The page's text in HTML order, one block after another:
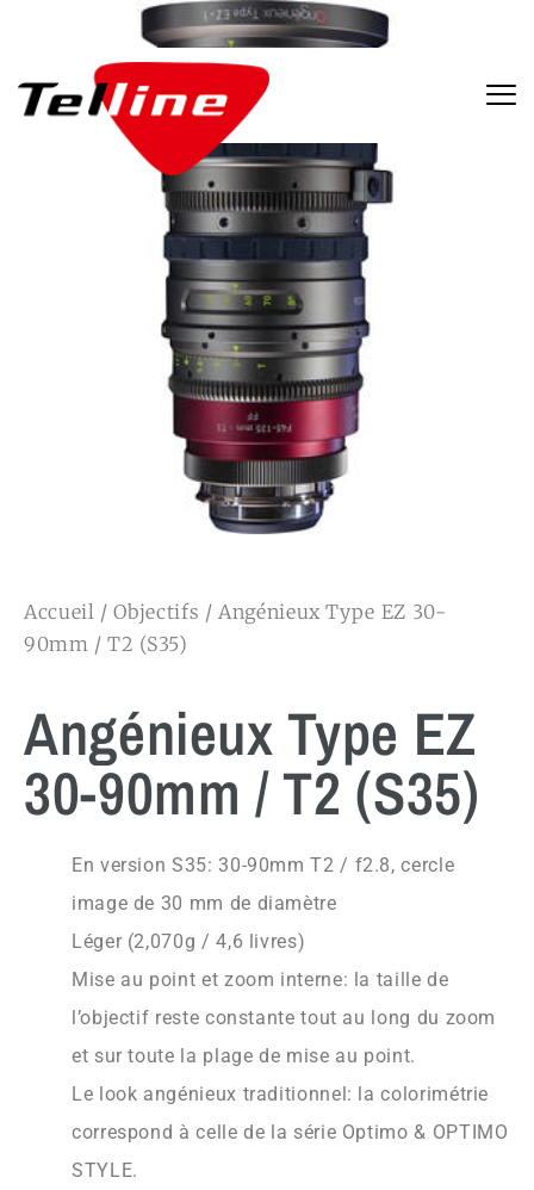
Accueil /Objectifs / Angénieux Type EZ 30-
90mm / T2 (S35)
Angénieux Type EZ
30-90mm / T2 (S35)
En version S35: 30-90mm T2 / f2.8, cercle
image de 30 mm de diamètre
Léger (2,070g / 4,6 livres)
Mise au point et zoom interne: la taille de
l’objectif reste constante tout au long du zoom
et sur toute la plage de mise au point.
Le look angénieux traditionnel: la colorimétrie
correspond à celle de la série Optimo & OPTIMO
STYLE.